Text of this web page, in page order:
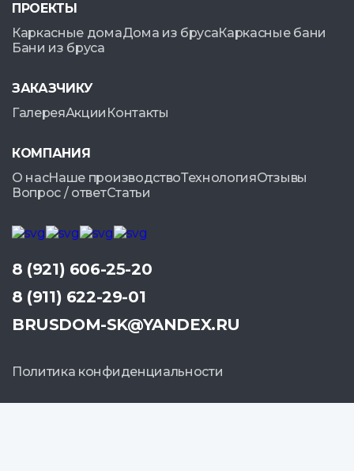
ПРОЕКТЫ
Каркасные домаДома из брусаКаркасные бани
Бани из бруса
ЗАКАЗЧИКУ
ГалереяАкции Контакты
КОМПАНИЯ
О насНаше производствоТехнологияОтзывы
Вопрос / ответСтатьи
8 (921) 606-25-20
8 (911) 622-29-01
BRUSDOM-SK@YANDEX.RU
Политика конфиденциальности